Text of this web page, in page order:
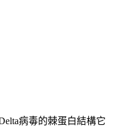
病毒的棘蛋白結構它